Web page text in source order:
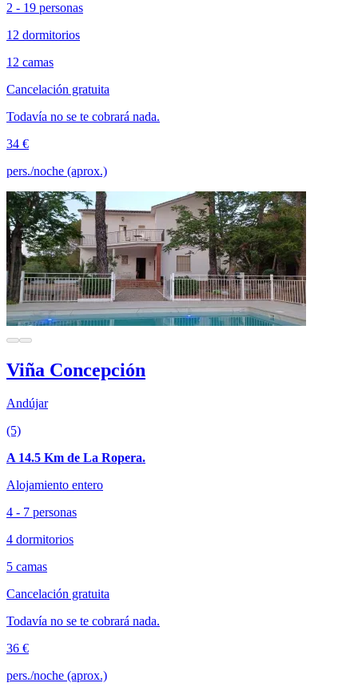
2 - 19 personas
12 dormitorios
12 camas
Cancelación gratuita
Todavía no se te cobrará nada.
34 €
pers./noche (aprox.)
Viña Concepción
Andújar
(5)
A 14.5 Km de La Ropera.
Alojamiento entero
4 - 7 personas
4 dormitorios
5 camas
Cancelación gratuita
Todavía no se te cobrará nada.
36 €
pers./noche (aprox.)